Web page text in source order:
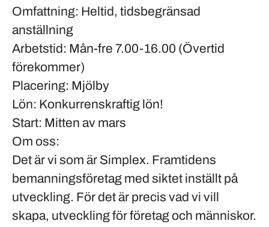
Omfattning: Heltid, tidsbegränsad
anställning
Arbetstid: Mån-fre 7.00-16.00 (Övertid
förekommer)
Placering: Mjölby
Lön: Konkurrenskraftig lön!
Start: Mitten av mars
Om oss:
Det är vi som är Simplex. Framtidens
bemanningsföretag med siktet inställt på
utveckling. För det är precis vad vi vill
skapa, utveckling för företag och människor.